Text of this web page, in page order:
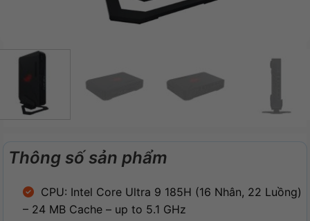
Thông số sản phẩm
CPU: Intel Core Ultra 9 185H (16 Nhân, 22 Luồng)
– 24 MB Cache – up to 5.1 GHz